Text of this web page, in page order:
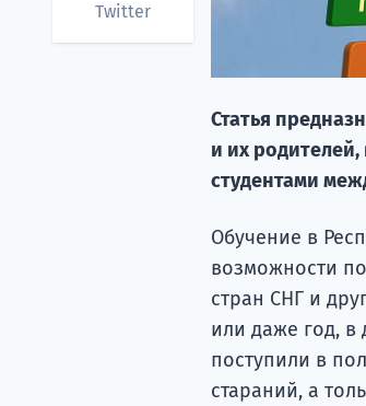
Twitter
Статья
и их
студентами
Обучение в
возможности
стран СНГ и
или даже год, в
поступили в
стараний, а